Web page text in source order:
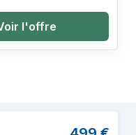
l'offre
HD Smart TV